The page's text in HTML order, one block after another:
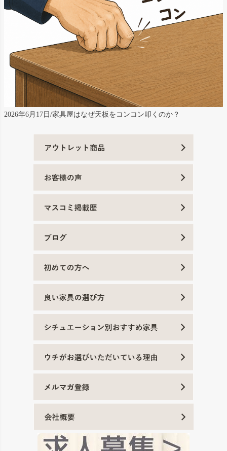
2026年6月17日/家具屋はなぜ天板をコンコン叩くのか？